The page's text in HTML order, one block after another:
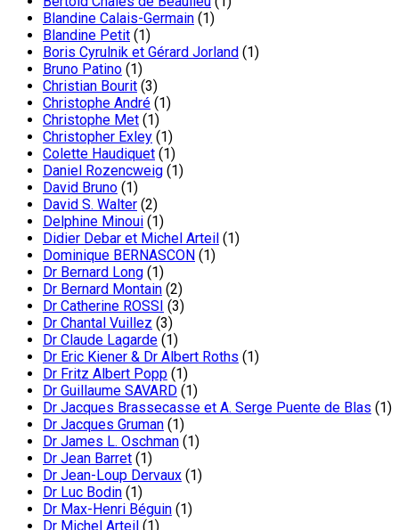
Blandine Calais-Germain (1)
Blandine Petit (1)
Boris Cyrulnik et Gérard Jorland (1)
Bruno Patino (1)
Christian Bourit (3)
Christophe André (1)
Christophe Met (1)
Christopher Exley (1)
Colette Haudiquet (1)
Daniel Rozencweig (1)
David Bruno (1)
David S. Walter (2)
Delphine Minoui (1)
Didier Debar et Michel Arteil (1)
Dominique BERNASCON (1)
Dr Bernard Long (1)
Dr Bernard Montain (2)
Dr Catherine ROSSI (3)
Dr Chantal Vuillez (3)
Dr Claude Lagarde (1)
Dr Eric Kiener & Dr Albert Roths (1)
Dr Fritz Albert Popp (1)
Dr Guillaume SAVARD (1)
Dr Jacques Brassecasse et A. Serge Puente de Blas (1)
Dr Jacques Gruman (1)
Dr James L. Oschman (1)
Dr Jean Barret (1)
Dr Jean-Loup Dervaux (1)
Dr Luc Bodin (1)
Dr Max-Henri Béguin (1)
Dr Michel Arteil (1)